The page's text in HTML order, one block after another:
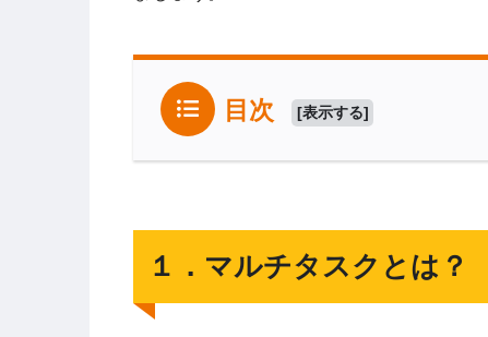
目次 [表示する]
１．マルチタスクとは？